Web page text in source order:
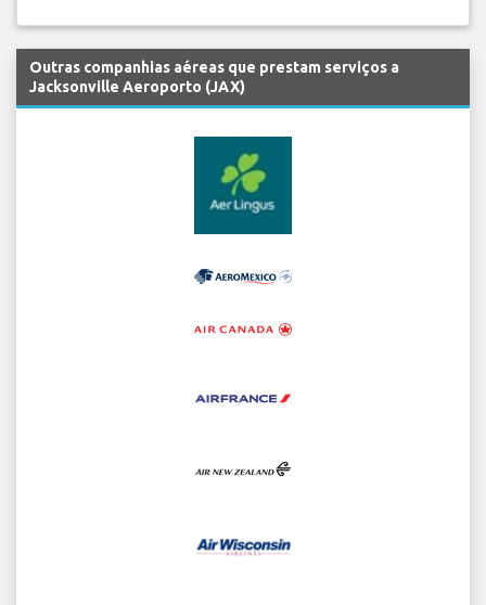
Outras companhias aéreas que prestam serviços a
Jacksonville Aeroporto (JAX)